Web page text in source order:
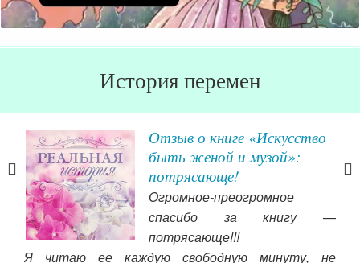
История перемен
Отзыв о книге «Искусство
быть женой и музой»:
потрясающе!
Огромное-преогромное
спасибо за книгу —
потрясающе!!!
Я читаю ее каждую свободную минуту, не